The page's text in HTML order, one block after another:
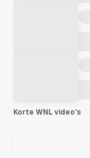
Korte WNL video's